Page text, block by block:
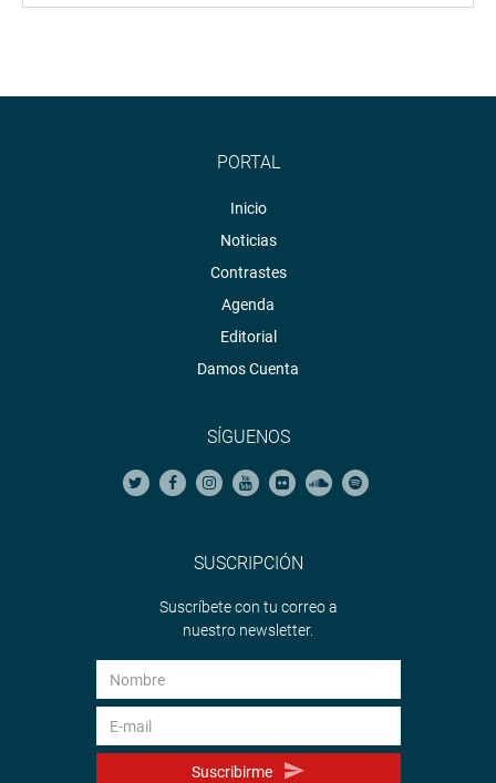
PORTAL
Inicio
Noticias
Contrastes
Agenda
Editorial
Damos Cuenta
SÍGUENOS
SUSCRIPCIÓN
Suscríbete con tu correo a
nuestro newsletter.
Suscribirme